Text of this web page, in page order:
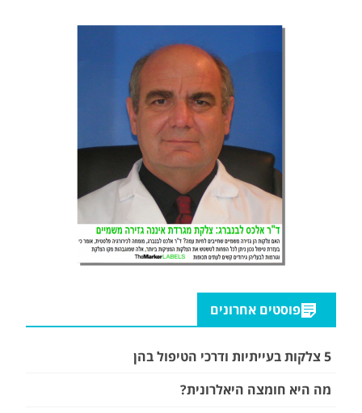
פוסטים אחרונים
5 צלקות בעייתיות ודרכי הטיפול בהן
מה היא חומצה היאלרונית?